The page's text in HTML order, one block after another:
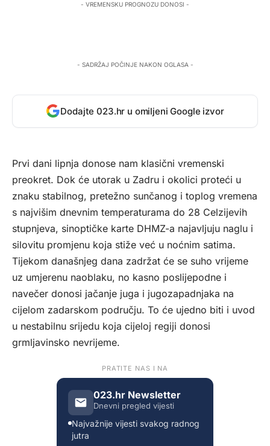
- VREMENSKU PROGNOZU DONOSI -
- SADRŽAJ POČINJE NAKON OGLASA -
Dodajte 023.hr u omiljeni Google izvor
Prvi dani lipnja donose nam klasični vremenski
preokret. Dok će utorak u Zadru i okolici proteći u
znaku stabilnog, pretežno sunčanog i toplog vremena
s najvišim dnevnim temperaturama do 28 Celzijevih
stupnjeva, sinoptičke karte DHMZ-a najavljuju naglu i
silovitu promjenu koja stiže već u noćnim satima.
Tijekom današnjeg dana zadržat će se suho vrijeme
uz umjerenu naoblaku, no kasno poslijepodne i
navečer donosi jačanje juga i jugozapadnjaka na
cijelom zadarskom području. To će ujedno biti i uvod
u nestabilnu srijedu koja cijeloj regiji donosi
grmljavinsko nevrijeme.
PRATITE NAS I NA
023.hr Newsletter
Dnevni pregled vijesti
Najvažnije vijesti svakog radnog
jutra